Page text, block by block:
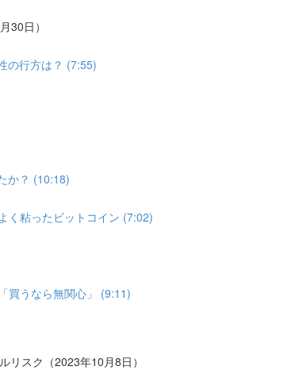
30日）
の行方は？ (7:55)
か？ (10:18)
く粘ったビットコイン (7:02)
買うなら無関心」 (9:11)
スク（2023年10月8日）